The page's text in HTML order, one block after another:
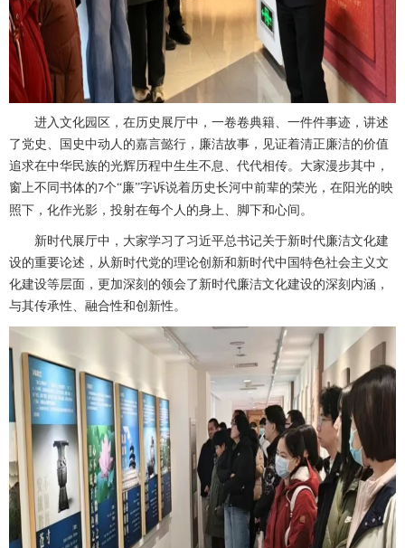
进入文化园区，在历史展厅中，一卷卷典籍、一件件事迹，讲述
了党史、国史中动人的嘉言懿行，廉洁故事，见证着清正廉洁的价值
追求在中华民族的光辉历程中生生不息、代代相传。大家漫步其中，
窗上不同书体的7个“廉”字诉说着历史长河中前辈的荣光，在阳光的映
照下，化作光影，投射在每个人的身上、脚下和心间。
新时代展厅中，大家学习了习近平总书记关于新时代廉洁文化建
设的重要论述，从新时代党的理论创新和新时代中国特色社会主义文
化建设等层面，更加深刻的领会了新时代廉洁文化建设的深刻内涵，
与其传承性、融合性和创新性。